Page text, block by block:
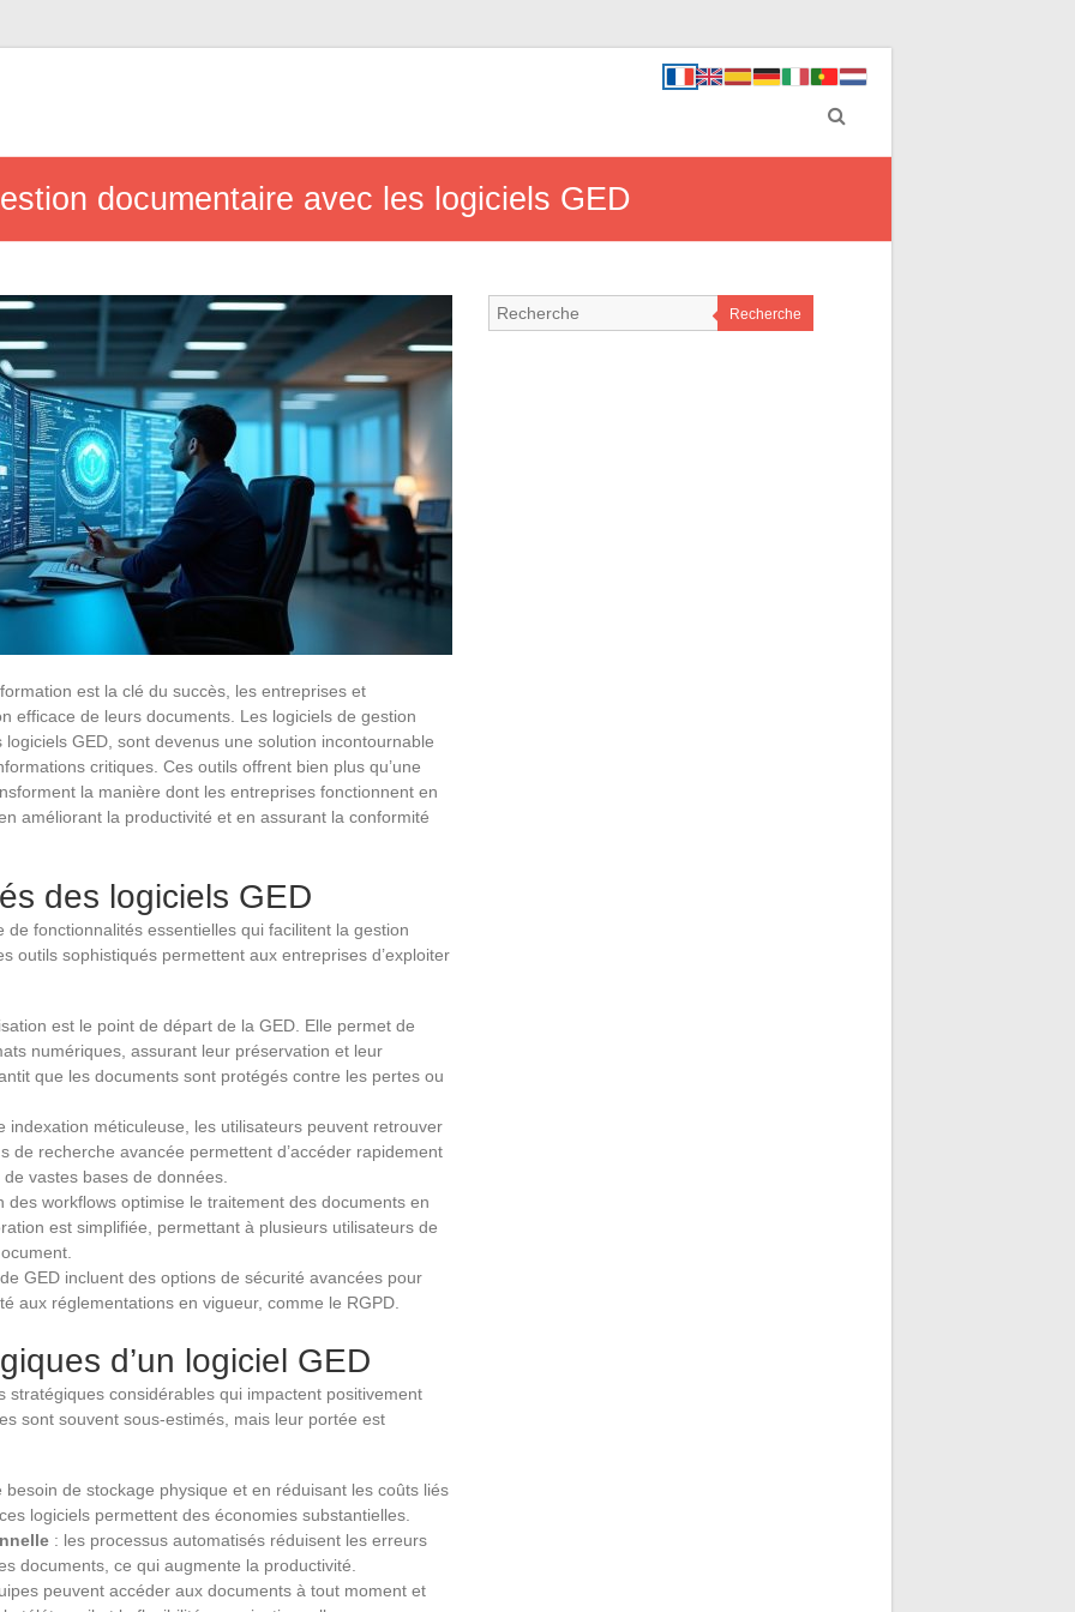
documentaire avec les logiciels GED
est la clé du succès, les entreprises et
efficace de leurs documents. Les logiciels de gestion
GED, sont devenus une solution incontournable
critiques. Ces outils offrent bien plus qu’une
la manière dont les entreprises fonctionnent en
améliorant la productivité et en assurant la conformité
des logiciels GED
fonctionnalités essentielles qui facilitent la gestion
outils sophistiqués permettent aux entreprises d’exploiter
est le point de départ de la GED. Elle permet de
numériques, assurant leur préservation et leur
que les documents sont protégés contre les pertes ou
indexation méticuleuse, les utilisateurs peuvent retrouver
de recherche avancée permettent d’accéder rapidement
vastes bases de données.
des workflows optimise le traitement des documents en
est simplifiée, permettant à plusieurs utilisateurs de
GED incluent des options de sécurité avancées pour
aux réglementations en vigueur, comme le RGPD.
d’un logiciel GED
stratégiques considérables qui impactent positivement
sont souvent sous-estimés, mais leur portée est
de stockage physique et en réduisant les coûts liés
logiciels permettent des économies substantielles.
: les processus automatisés réduisent les erreurs
documents, ce qui augmente la productivité.
peuvent accéder aux documents à tout moment et
Recherche